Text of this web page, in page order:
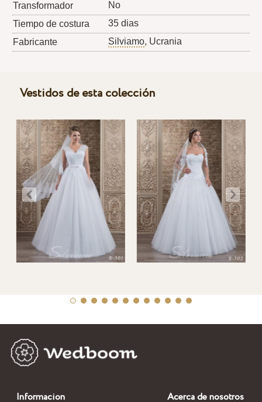
Transformador
No
Tiempo de costura
35 dias
Fabricante
Silviamo, Ucrania
Vestidos de esta colección
Informacion Acerca de nosotros